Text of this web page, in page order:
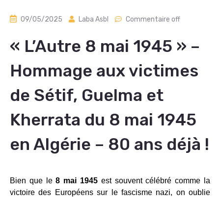
09/05/2025 Laba Asbl Commentaire off
« L’Autre 8 mai 1945 » –
Hommage aux victimes
de Sétif, Guelma et
Kherrata du 8 mai 1945
en Algérie – 80 ans déjà !
Bien que le8 mai 1945 est souvent célébré comme la
victoire des Européens sur le fascisme nazi, on oublie